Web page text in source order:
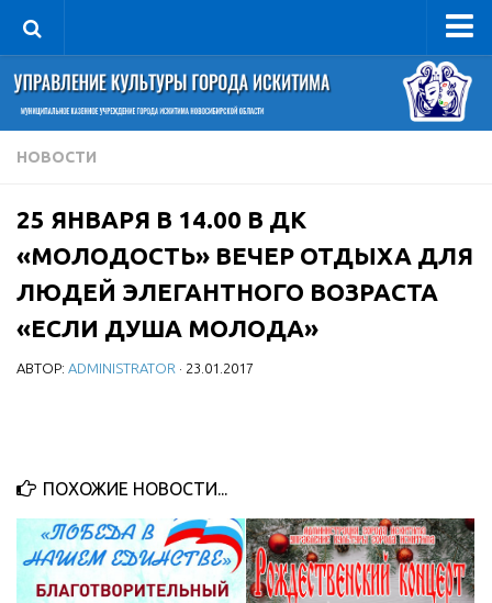
Управление
Руководитель
Сведения об организации
Книга почета культуры
Фотогалерея
Документы
Учредительные документы
Правовая база
Учреждения культуры
МБУ Дом культуры «Молодость»
МБУ Дом культуры «Октябрь»
МБОУ ДО «Детская школа искусств»
НОВОСТИ
25 ЯНВАРЯ В 14.00 В ДК
«МОЛОДОСТЬ» ВЕЧЕР ОТДЫХА ДЛЯ
ЛЮДЕЙ ЭЛЕГАНТНОГО ВОЗРАСТА
«ЕСЛИ ДУША МОЛОДА»
АВТОР: ADMINISTRATOR · 23.01.2017
ПОХОЖИЕ НОВОСТИ...